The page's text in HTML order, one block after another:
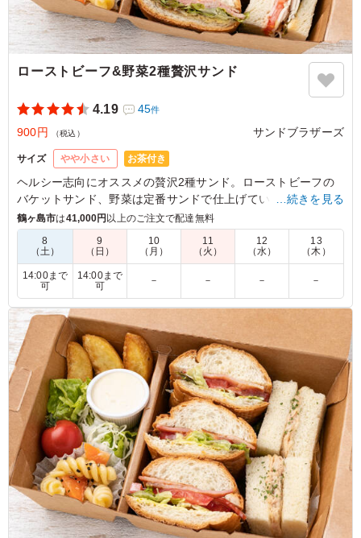
ローストビーフ&野菜2種贅沢サンド
4.19 45件
900円 （税込） サンドブラザーズ
サイズ やや小さい お茶付き
ヘルシー志向にオススメの贅沢2種サンド。ローストビーフの
バケットサンド、野菜は定番サンドで仕上げています。軽食・
ランチミーティング・ロケで大活躍間違いなしの贅沢サンド。
※仕入れの兼ね合いで、ミニトマトがパプリカに変更になりま
す。
4.5 (株)栄光
「贅沢」という名前から期待値が上がりすぎたのか、ロー
ストビーフの量は思ったより控えめ。ただ、味はしっかり
美味しく、野菜とのバランスも良好でした。肉の旨みと野
菜のシャキシャキ感が楽しめ、全体的には満足度の高い一
品。ネーミングに惑わされず、味を楽しむべきサンドで
す。
ご利用シーン：会議・セミナー›研修
東京都千代田区富士見2026/03/31
…続きを見る
鶴ヶ島市は41,000円 以上のご注文で配達無料
8
（土）
9
（日）
10
（月）
11
（火）
12
（水）
13
（木）
14:00まで
可
14:00まで
可
－ － － －